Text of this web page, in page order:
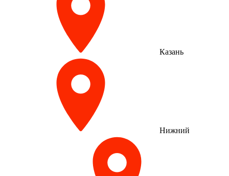
Казань
Нижний